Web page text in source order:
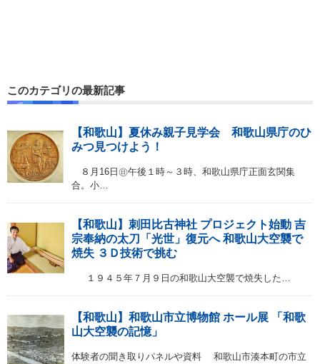
このカテゴリの最新記事
【和歌山】夏休み親子見学会 和歌山県庁のひ
みつ見つけよう！
８月16日㊐午後１時～３時、和歌山県庁正面玄関集
合。小…
【和歌山】刺田比古神社 プロジェクト始動 吉
宗奉納の太刀「光世」復元へ 和歌山大空襲で
焼失 ３Ｄ技術で挑む
１９４５年７月９日の和歌山大空襲で焼失した…
【和歌山】和歌山市立博物館 ホール展 「和歌
山大空襲の記憶」
体験者の聞き取りパネルや資料 和歌山市湊本町の市立